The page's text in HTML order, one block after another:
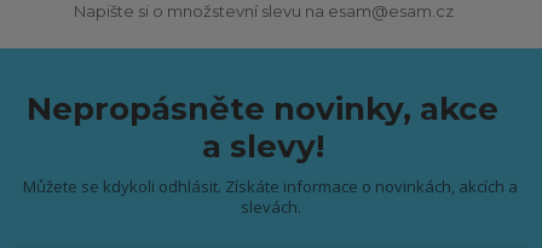
Napište si o množstevní slevu na esam@esam.cz
Nepropásněte novinky, akce
a slevy!
Můžete se kdykoli odhlásit. Získáte informace o novinkách, akcích a
slevách.